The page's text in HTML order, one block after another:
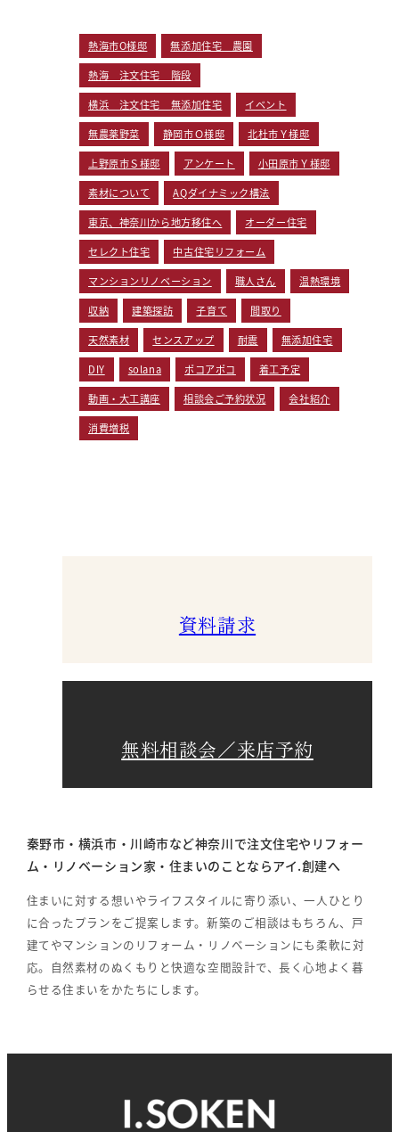
熱海市O様邸 無添加住宅 農園
熱海 注文住宅 階段
横浜 注文住宅 無添加住宅 イベント
無農薬野菜 静岡市Ｏ様邸 北杜市Ｙ様邸
上野原市Ｓ様邸 アンケート 小田原市Ｙ様邸
素材について AQダイナミック構法
東京、神奈川から地方移住へ オーダー住宅
セレクト住宅 中古住宅リフォーム
マンションリノベーション 職人さん 温熱環境
収納 建築探訪 子育て 間取り
天然素材 センスアップ 耐震 無添加住宅
DIY solana ポコアポコ 着工予定
動画・大工講座 相談会ご予約状況 会社紹介
消費増税
資料請求
無料相談会／来店予約
秦野市・横浜市・川崎市など神奈川で注文住宅やリフォー
ム・リノベーション家・住まいのことならアイ.創建へ
住まいに対する想いやライフスタイルに寄り添い、一人ひとり
に合ったプランをご提案します。新築のご相談はもちろん、戸
建てやマンションのリフォーム・リノベーションにも柔軟に対
応。自然素材のぬくもりと快適な空間設計で、長く心地よく暮
らせる住まいをかたちにします。